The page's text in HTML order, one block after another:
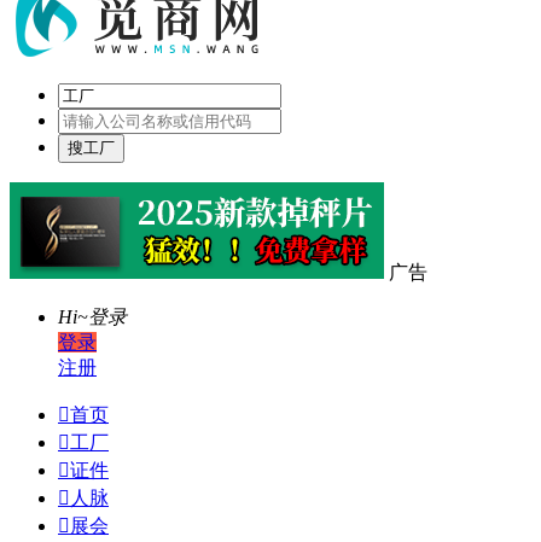
广告
Hi~登录
登录
注册
首页
工厂
证件
 人脉
 展会